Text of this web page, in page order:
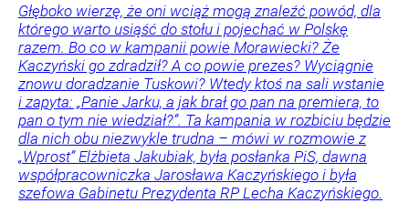
Głęboko wierzę, że oni wciąż mogą znaleźć powód, dla
którego warto usiąść do stołu i pojechać w Polskę
razem. Bo co w kampanii powie Morawiecki? Że
Kaczyński go zdradził? A co powie prezes? Wyciągnie
znowu doradzanie Tuskowi? Wtedy ktoś na sali wstanie
i zapyta: „Panie Jarku, a jak brał go pan na premiera, to
pan o tym nie wiedział?”. Ta kampania w rozbiciu będzie
dla nich obu niezwykle trudna – mówi w rozmowie z
„Wprost” Elżbieta Jakubiak, była posłanka PiS, dawna
współpracowniczka Jarosława Kaczyńskiego i była
szefowa Gabinetu Prezydenta RP Lecha Kaczyńskiego.